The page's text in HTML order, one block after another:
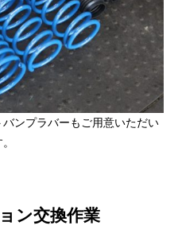
ンプラバーもご用意いただい
ン交換作業